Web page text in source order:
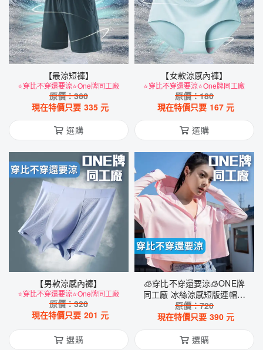
【最涼短褲】
⭐穿比不穿還要涼⭐One牌同工廠
原價：360
現在特價只要 335 元
選購
【女款涼感內褲】
⭐穿比不穿還要涼⭐One牌同工廠
原價：180
現在特價只要 167 元
選購
【男款涼感內褲】
⭐穿比不穿還要涼⭐One牌同工廠
原價：320
現在特價只要 201 元
選購
🧊穿比不穿還要涼🧊ONE牌
同工廠 冰絲涼感短版連帽外
套
原價：720
現在特價只要 390 元
選購